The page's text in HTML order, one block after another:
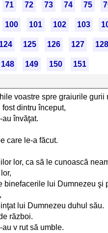
71 72 73 74 75
100 101 102 103
124 125 126 127 128
148 149 150
151
voastre spre graiurile gurii
dintru început,
învăţat.
care le-a făcut.
lor, ca să le cunoască
lui Dumnezeu şi
lui Dumnezeu duhul său.
război.
v rut să umble.